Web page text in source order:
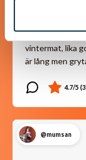
Den berömda
vintermat, lika
är lång men
@mumsan